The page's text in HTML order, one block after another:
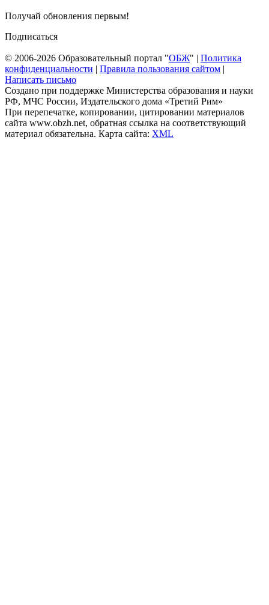
Получай обновления первым!
Подписаться
© 2006-2026 Образовательный портал "ОБЖ" | Политика
конфиденциальности | Правила пользования сайтом |
Написать письмо
Создано при поддержке Министерства образования и науки
РФ, МЧС России, Издательского дома «Третий Рим»
При перепечатке, копировании, цитировании материалов
сайта www.obzh.net, обратная ссылка на соответствующий
материал обязательна. Карта сайта: XML